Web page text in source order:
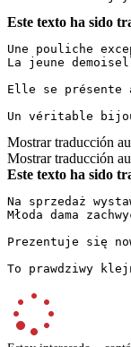
Este texto ha sido
Une pouliche
La jeune
Elle se présente
Un véritable
Mostrar traducción
Mostrar traducción
Este texto ha sido
Na sprzedaż
Młoda dama
Prezentuje się
To prawdziwy